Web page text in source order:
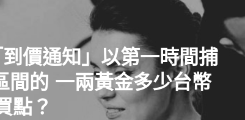
價通知」以第一時間捕
間的 一兩黃金多少台幣
點？